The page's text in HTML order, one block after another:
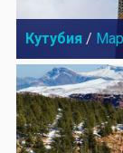
Кутубия /